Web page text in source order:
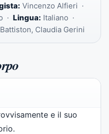
Vincenzo Alfieri ·
· Lingua: Italiano ·
Claudia Gerini
e il suo